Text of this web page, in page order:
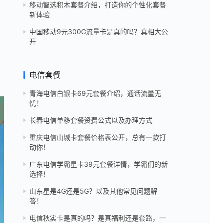
移动智选积木套餐介绍，打造你的个性化套餐
新体验
中国移动9元300G流量卡是真的吗？真相大公
开
电信套餐
青海电信白银卡69元套餐介绍，通话流量无
忧！
长春电信单移套餐资费公式以及办理方式
重庆电信山城卡套餐价格表公开，总有一款打
动你！
广东电信学霸星卡39元套餐详情，学霸们的新
选择！
山东星是4G还是5G？以及其他常见问题解
答！
电信秋实卡是真的吗？是真福利还是套路，一